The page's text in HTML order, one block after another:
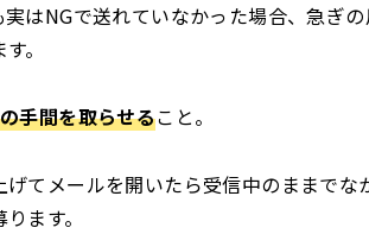
はNGで送れていなかった場合、急ぎ
。
手間を取らせること。
げてメールを開いたら受信中のままで
ます。